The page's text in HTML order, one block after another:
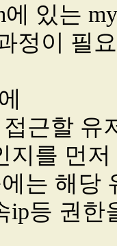
에 있는
정이 필
근할 유
지를 먼
는 해당
ip등 권한